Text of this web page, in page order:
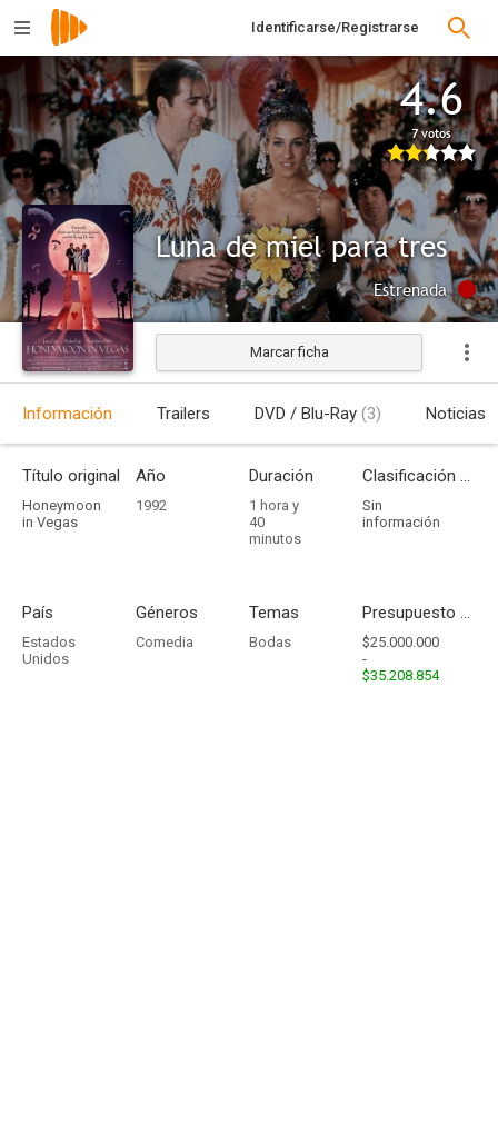
Identificarse/Registrarse
4.6
7 votos
Luna de miel para tres
Estrenada
Marcar ficha
Información Trailers DVD / Blu-Ray (3) Noticias
Título original
Honeymoon
in Vegas
Año
1992
Duración
1 hora y
40
minutos
Clasificación por edades
Sin
información
País
Estados
Unidos
Géneros
Comedia
Temas
Bodas
Presupuesto - Ingresos
$25.000.000
-
$35.208.854